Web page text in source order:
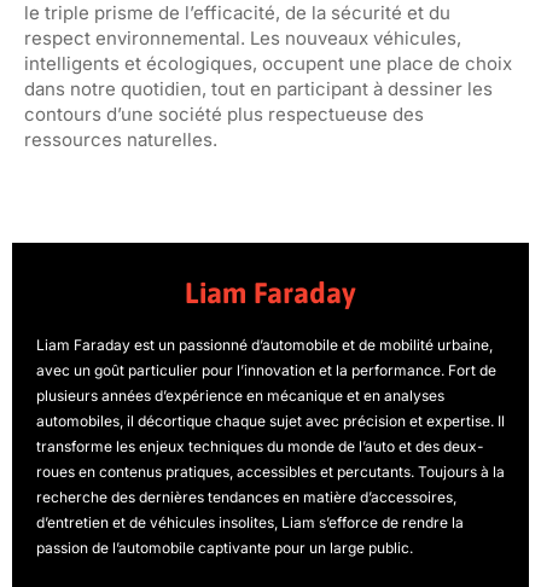
le triple prisme de l’efficacité, de la sécurité et du
respect environnemental. Les nouveaux véhicules,
intelligents et écologiques, occupent une place de choix
dans notre quotidien, tout en participant à dessiner les
contours d’une société plus respectueuse des
ressources naturelles.
Liam Faraday
Liam Faraday est un passionné d’automobile et de mobilité urbaine,
avec un goût particulier pour l’innovation et la performance. Fort de
plusieurs années d’expérience en mécanique et en analyses
automobiles, il décortique chaque sujet avec précision et expertise. Il
transforme les enjeux techniques du monde de l’auto et des deux-
roues en contenus pratiques, accessibles et percutants. Toujours à la
recherche des dernières tendances en matière d’accessoires,
d’entretien et de véhicules insolites, Liam s’efforce de rendre la
passion de l’automobile captivante pour un large public.